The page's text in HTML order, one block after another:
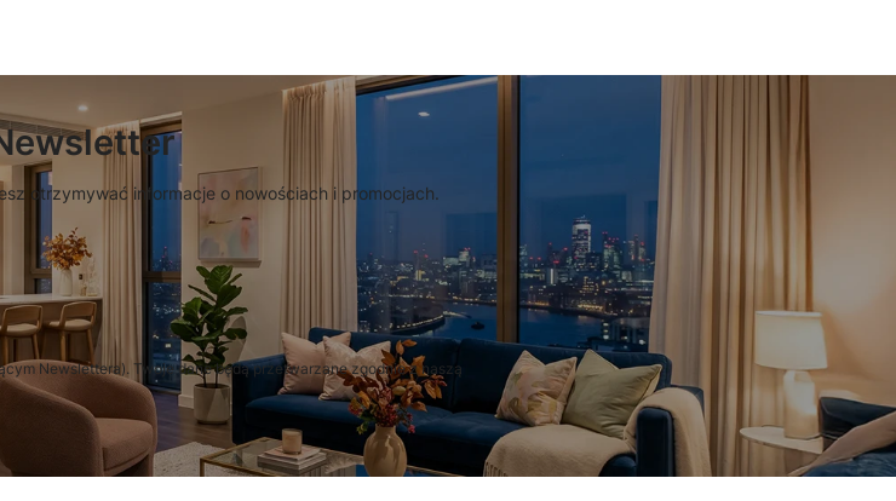
otrzymywać informacje o nowościach i promocjach.
Newslettera). Twoje dane będą przetwarzane zgodnie z naszą